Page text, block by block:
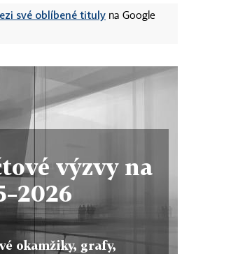
své oblíbené tituly na Google
výzvy na
okamžiky, grafy,